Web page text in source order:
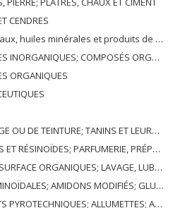
CENDRES
de leur distillation; SUBSTANCES BITUMINEUSES; CIRES MINÉRALES
DE MÉTAUX PRÉCIEUX; DE MÉTAUX DES TERRES RARES, D'ÉLÉMENTS RADIOACTIFS ET D'ISOTOPES
ORGANIQUES
PIGMENTS ET AUTRES MATIERES COLORANTES; PEINTURES, VERNIS; MASTIC, AUTRES MASTIQUES; ENCRES
PARFUMERIE, PRÉPARATIONS COSMÉTIQUES OU DE TOILETTE
CIRES ARTIFICIELLES OU PRÉPARÉES, BOUGIES ET ARTICLES SIMILAIRES, PÂTES À MODÉLISER, CIRES DENTAIRES ET PRÉPARATIONS DENTAIRES À BASE DE PLÂTRE
AMIDONS MODIFIÉS; GLUES; ENZYMES
ALLIAGES PYROPHORIQUES; CERTAINES PRÉPARATIONS COMBUSTIBLES